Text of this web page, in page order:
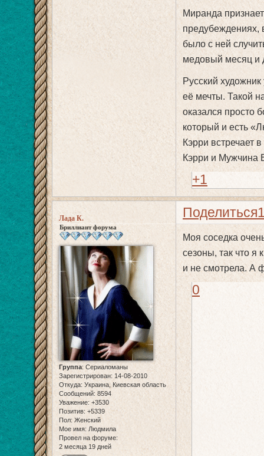
Миранда
предубеждениях,
было с ней
медовый месяц и
Русский
её мечты. Такой
оказался просто
который и есть
Кэрри встречает
Кэрри и Мужчина
+1
Поделиться
Лада К.
Бриллиант форума
Группа: Сериаломаны
Зарегистрирован: 14-08-2010
Откуда: Украина, Киевская область
Сообщений: 8594
Уважение: +3530
Позитив: +5339
Пол: Женский
Мое имя: Людмила
Провел на форуме:
2 месяца 19 дней
Моя соседка
сезоны, так что я
и не смотрела. А
0